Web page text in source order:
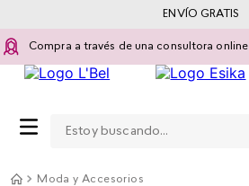
Compra a través de una consultora online
ENVÍO GRATIS
Moda y Accesorios